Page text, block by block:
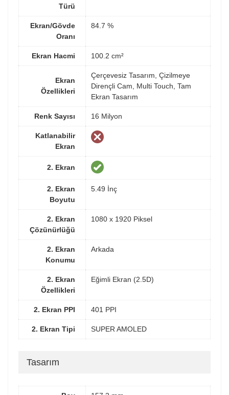
Türü
Ekran/Gövde
Oranı
84.7 %
Ekran Hacmi 100.2 cm²
Ekran
Özellikleri
Çerçevesiz Tasarım, Çizilmeye
Dirençli Cam, Multi Touch, Tam
Ekran Tasarım
Renk Sayısı 16 Milyon
Katlanabilir
Ekran
2. Ekran
2. Ekran
Boyutu
5.49 İnç
2. Ekran
Çözünürlüğü
1080 x 1920 Piksel
2. Ekran
Konumu
Arkada
2. Ekran
Özellikleri
Eğimli Ekran (2.5D)
2. Ekran PPI 401 PPI
2. Ekran Tipi SUPER AMOLED
Tasarım